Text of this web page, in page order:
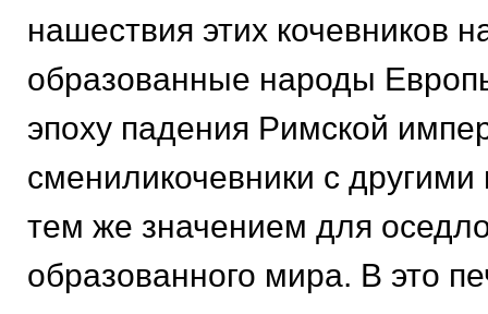
нашествия этих кочевников
образованные народы
эпоху падения Римской
смениликочевники с
тем же значением для
образованного мира. В это